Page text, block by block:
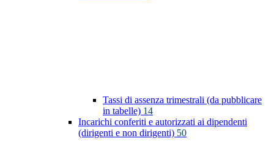
Tassi di assenza trimestrali (da pubblicare
in tabelle) 14
Incarichi conferiti e autorizzati ai dipendenti
(dirigenti e non dirigenti) 50